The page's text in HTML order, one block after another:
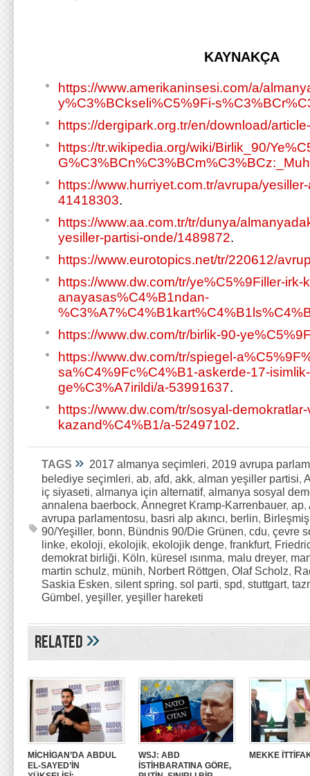
KAYNAKÇA
https://www.amerikaninsesi.com/a/
y%C3%BCkseli%C5%9Fi-
https://dergipark.org.tr/en/download/
https://tr.wikipedia.org/wiki/Birlik_90/
https://www.hurriyet.com.tr/avrupa/
41418303.
https://www.aa.com.tr/tr/dunya/
yesiller-partisi-onde/1489872.
https://www.eurotopics.net/tr/220612/
https://www.dw.com/tr/ye%C5%9Filler-
anayasas%C4%B1ndan-
https://www.dw.com/tr/birlik-90-
https://www.dw.com/tr/spiegel-
sa%C4%9Fc%C4%B1-askerde-17-
ge%C3%A7irildi/a-53991637.
https://www.dw.com/tr/sosyal-
kazand%C4%B1/a-52497102.
TAGS » 2017 almanya seçimleri, 2019 avrupa
belediye seçimleri, ab, afd, akk, alman yeşiller partisi,
iç siyaseti, almanya için alternatif, almanya sosyal
annalena baerbock, Annegret Kramp-Karrenbauer, ap,
avrupa parlamentosu, basri alp akıncı, berlin,
90/Yeşiller, bonn, Bündnis 90/Die Grünen, cdu, çevre
linke, ekoloji, ekolojik, ekolojik denge, frankfurt,
demokrat birliği, Köln, küresel ısınma, malu dreyer,
martin schulz, münih, Norbert Röttgen, Olaf Scholz,
Saskia Esken, silent spring, sol parti, spd, stuttgart,
Gümbel, yeşiller, yeşiller hareketi
Related»
MİCHİGAN’DA ABDUL
EL-SAYED’İN
WSJ: ABD
İSTİHBARATINA GÖRE,
MEKKE